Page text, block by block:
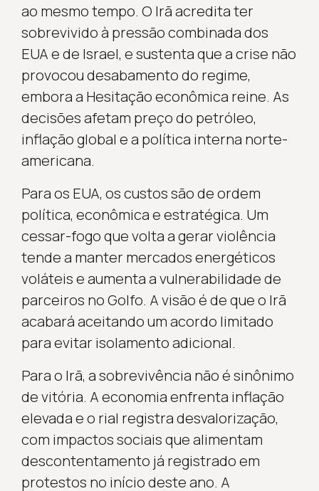
ao mesmo tempo. O Irã acredita ter
sobrevivido à pressão combinada dos
EUA e de Israel, e sustenta que a crise não
provocou desabamento do regime,
embora a Hesitação econômica reine. As
decisões afetam preço do petróleo,
inflação global e a política interna norte-
americana.
Para os EUA, os custos são de ordem
política, econômica e estratégica. Um
cessar-fogo que volta a gerar violência
tende a manter mercados energéticos
voláteis e aumenta a vulnerabilidade de
parceiros no Golfo. A visão é de que o Irã
acabará aceitando um acordo limitado
para evitar isolamento adicional.
Para o Irã, a sobrevivência não é sinônimo
de vitória. A economia enfrenta inflação
elevada e o rial registra desvalorização,
com impactos sociais que alimentam
descontentamento já registrado em
protestos no início deste ano. A